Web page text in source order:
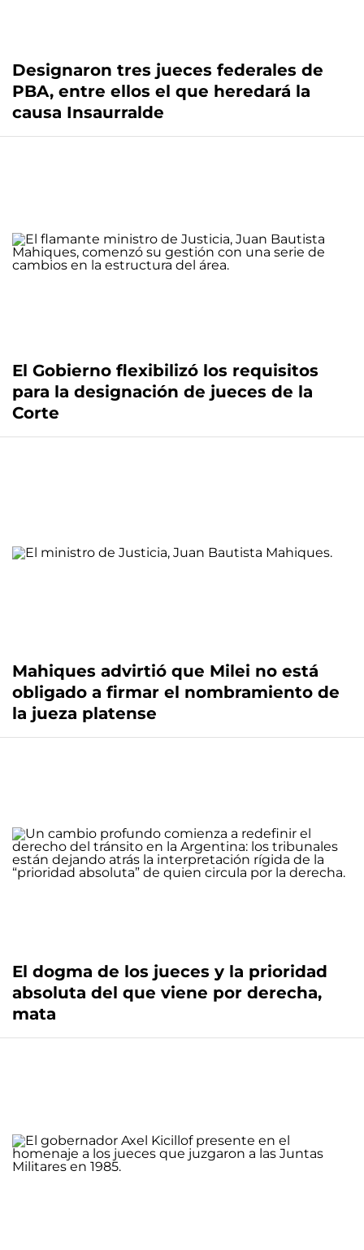
Designaron tres jueces federales de
PBA, entre ellos el que heredará la
causa Insaurralde
El Gobierno flexibilizó los requisitos
para la designación de jueces de la
Corte
Mahiques advirtió que Milei no está
obligado a firmar el nombramiento de
la jueza platense
El dogma de los jueces y la prioridad
absoluta del que viene por derecha,
mata